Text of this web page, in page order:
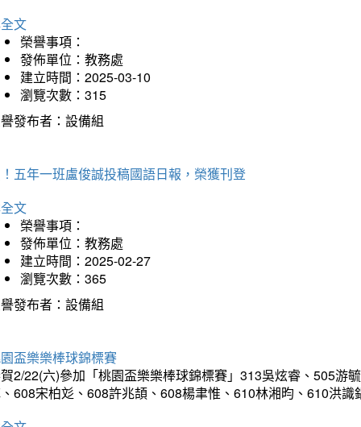
文
榮譽事項：
發佈單位：教務處
建立時間：2025-03-10
瀏覽次數：315
發布者：設備組
五年一班盧俊誠投稿國語日報，榮獲刊登
文
榮譽事項：
發佈單位：教務處
建立時間：2025-02-27
瀏覽次數：365
發布者：設備組
盃樂樂棒球錦標賽
2/22(六)參加「桃園盃樂樂棒球錦標賽」313吳炫睿、505游
608宋柏彣、608許兆頡、608楊聿惟、610林湘昀、610洪